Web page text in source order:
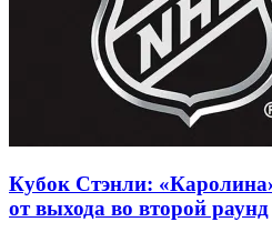
Кубок Стэнли:
от выхода во второй раунд